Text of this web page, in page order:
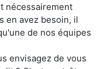
nécessairement
en avez besoin, il
de nos équipes
envisagez de vous